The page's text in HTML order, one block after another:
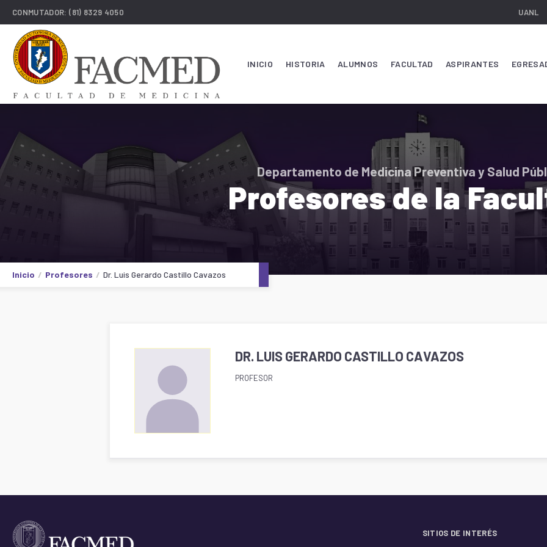
CONMUTADOR:(81) 8329 4050 UANL
INICIO HISTORIA ALUMNOS FACULTAD ASPIRANTES
Departamento de Medicina Preventiva y Salud
Profesores de la
Inicio Profesores Dr. Luis Gerardo Castillo Cavazos
DR. LUIS GERARDO CASTILLO CAVAZOS
PROFESOR
SITIOS DE INTERÉS